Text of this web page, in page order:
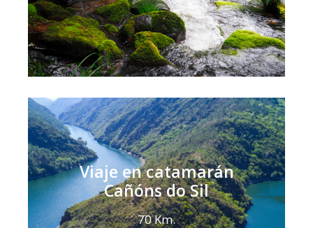
Viaje en catamarán
Cañóns do Sil
70 Km.